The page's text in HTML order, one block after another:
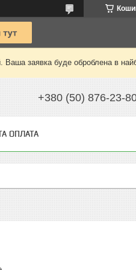
Ваша заявка буде оброблена в
+380 (50) 876-23-
ОПЛАТА